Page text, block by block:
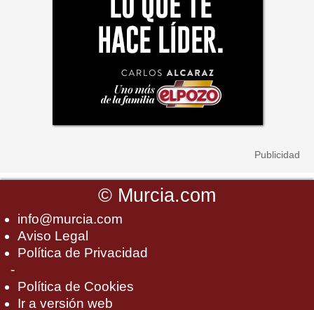
© Murcia.com
info@murcia.com
Aviso Legal
Política de Privacidad
-
Política de Cookies
Ir a versión web